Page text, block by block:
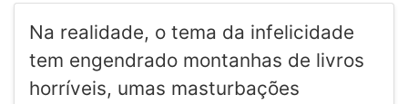
Na realidade, o tema da infelicidade
tem engendrado montanhas de livros
horríveis, umas masturbações